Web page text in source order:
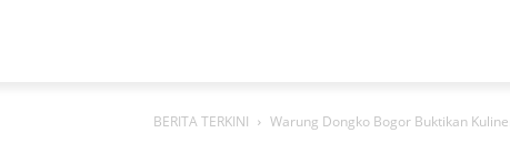
BERITA TERKINI Warung Dongko Bogor Buktikan